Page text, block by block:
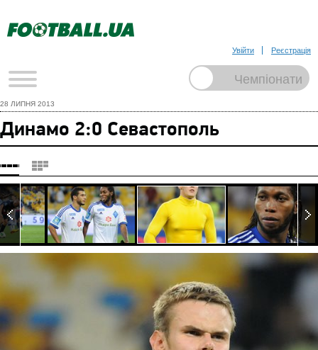
Увійти Реєстрація
28 ЛИПНЯ 2013
Динамо 2:0 Севастополь